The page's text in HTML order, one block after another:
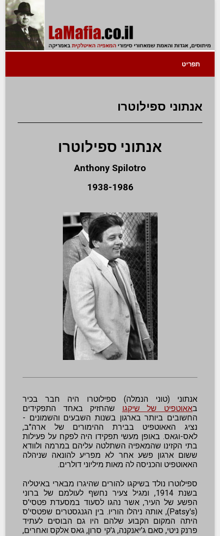
תפריט
אנתוני ספילוטרו
אנתוני ספילוטרו
Anthony Spilotro
1938-1986
אנתוני (טוני הנמלה) ספילוטרו היה חבר בכיר
באאוטפיט של שיקגו שהחזיק באחד התפקידים
החשובים ביותר בארגון בשנות השבעים והשמונים -
נציג האאוטפיט בבירת ההימורים של ארה"ב,
לאס-וגאס. באופן מעשי תפקידו היה לפקח על פעילות
בתי הקזינו שהמאפיה השתלטה עליהם במרמה ולוודא
ששום ארגון פשע אחר לא מפריע להונאה שניהלה
האאוטפיט והכניסה לה מאות מיליוני דולרים.
ספילוטרו נולד בשיקגו להורים שהיגרו מבארי באיטליה
בשנת 1914, ומגיל צעיר נחשף לעולמם של ברוני
הפשע של העיר, אשר נהגו לסעוד במסעדת פטסי'ס
(Patsy's), אותה ניהלו הוריו. בין הגנגסטרים שפטסי'ס
היתה המקום הקבוע שלהם היו גם הבוסים לעתיד
פרנק ניטי, סאם ג'יאנקנה, ג'קי סרון, גאס אלקס ואחרים,